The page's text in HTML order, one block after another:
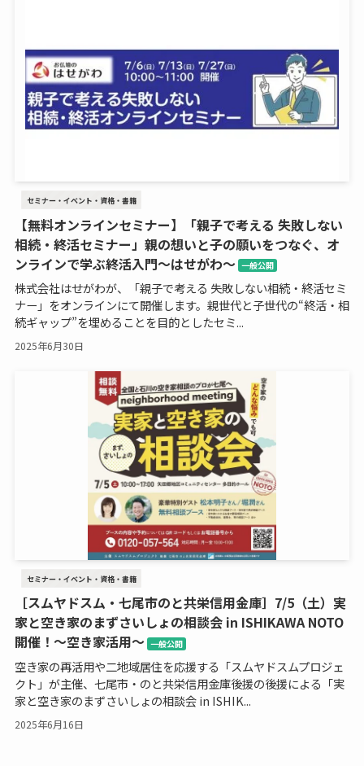
セミナー・イベント・資格・書籍
【無料オンラインセミナー】「親子で考える 失敗しない
相続・終活セミナー」親の想いと子の願いをつなぐ、オ
ンラインで学ぶ終活入門～はせがわ～ 一般公開
株式会社はせがわが、「親子で考える 失敗しない相続・終活セミ
ナー」をオンラインにて開催します。親世代と子世代の“終活・相
続ギャップ”を埋めることを目的としたセミ...
2025年6月30日
セミナー・イベント・資格・書籍
［スムヤドスム・七尾市のと共栄信用金庫］7/5（土）実
家と空き家のまずさいしょの相談会 in ISHIKAWA NOTO
開催！～空き家活用～ 一般公開
空き家の再活用や二地域居住を応援する「スムヤドスムプロジェ
クト」が主催、七尾市・のと共栄信用金庫後援の後援による「実
家と空き家のまずさいしょの相談会 in ISHIK...
2025年6月16日